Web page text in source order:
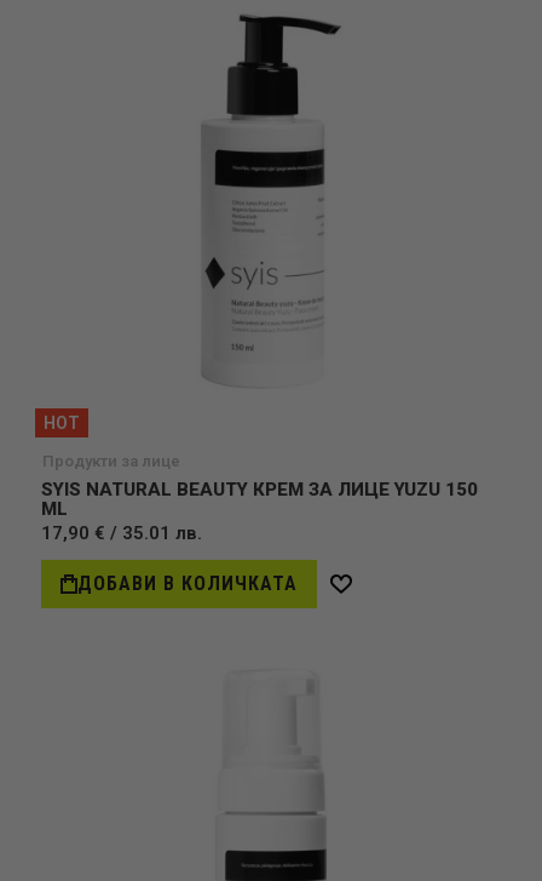
HOT
Продукти за лице
SYIS NATURAL BEAUTY КРЕМ ЗА ЛИЦЕ YUZU 150
ML
17,90 € / 35.01 лв.
ДОБАВИ В КОЛИЧКАТА
Добави